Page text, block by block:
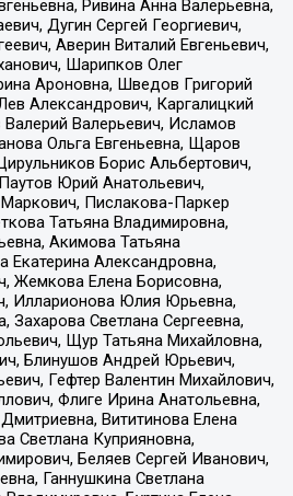
Ривина Анна Валерьевна,
Дугин Сергей Георгиевич,
Аверин Виталий Евгеньевич,
Шарипков Олег
Ароновна, Шведов Григорий
Александрович, Каргалицкий
Валерьевич, Исламов
Ольга Евгеньевна, Щаров
Борис Альбертович,
Юрий Анатольевич,
Пислакова-Паркер
Татьяна Владимировна,
Акимова Татьяна
Екатерина Александровна,
Жемкова Елена Борисовна,
Илларионова Юлия Юрьевна,
Захарова Светлана Сергеевна,
Щур Татьяна Михайловна,
Блинушов Андрей Юрьевич,
Гефтер Валентин Михайлович,
Флиге Ирина Анатольевна,
Вититинова Елена
Светлана Куприяновна,
Беляев Сергей Иванович,
Ганнушкина Светлана